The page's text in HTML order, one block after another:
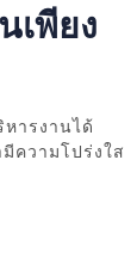
เพียง
ารงานได้
มีความโปร่งใส